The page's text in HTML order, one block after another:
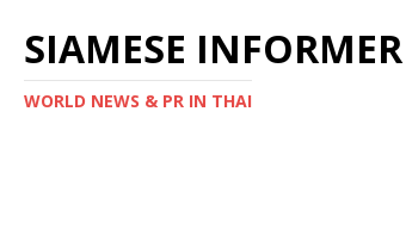
SIAMESE INFORMER
WORLD NEWS & PR IN THAI